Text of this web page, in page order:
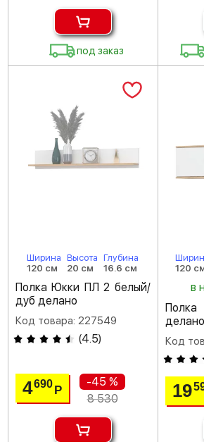
под заказ
Ширина
120 см
Высота
20 см
Глубина
16.6 см
Полка Юкки ПЛ 2 белый/
дуб делано
Код товара: 227549
(4.5)
4690Р
-45 %
8 530
120
в
Код
19